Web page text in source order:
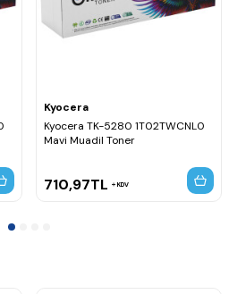
Kyocera
Kyocera TK-5280 1T02TWCNL0
Mavi Muadil Toner
710,97TL KDV